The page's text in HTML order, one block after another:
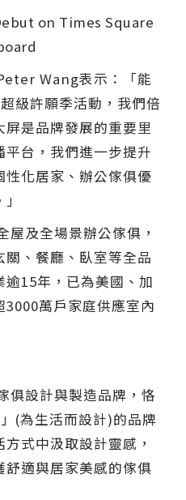
on Times Square
Wang表示：
「能
級許願季活動，我們倍
是品牌發展的重要里
台，我們進一步提升
化居家、辦公傢俱優
」
及全場景辦公傢俱，
、餐廳、臥室等全品
15年，已為美國、加
萬戶家庭供應室內
設計與製造品牌，恪
」 (為生活而設計)的品牌
式中汲取設計靈感，
適與居家美感的傢俱